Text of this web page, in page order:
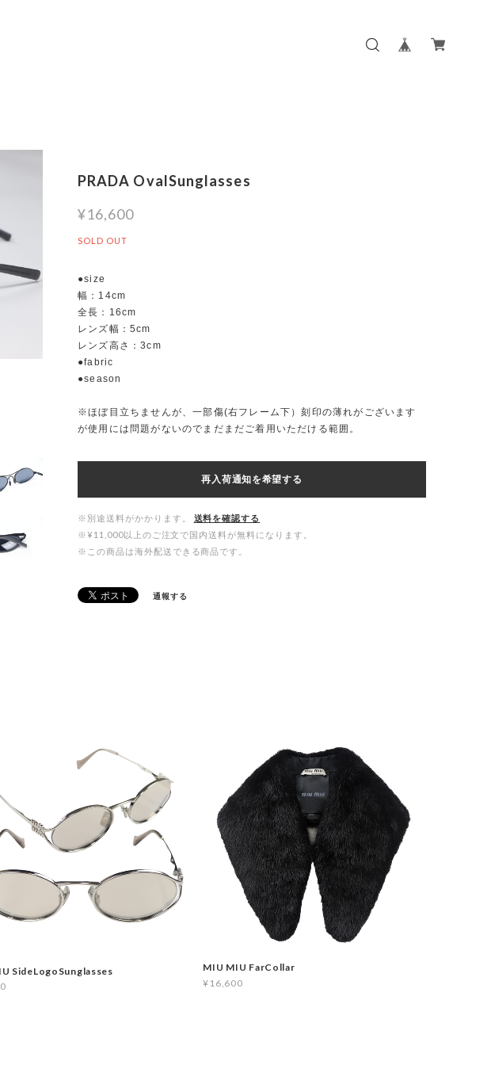
PRADA OvalSunglasses
¥16,600
SOLD OUT
●size
幅：14cm
全長：16cm
レンズ幅：5cm
レンズ高さ：3cm
●fabric
●season
※ほぼ目立ちませんが、一部傷(右フレーム下）刻印の薄れがございます
が使用には問題がないのでまだまだご着用いただける範囲。
再入荷通知を希望する
※別途送料がかかります。
送料を確認する
※¥11,000以上のご注文で国内送料が無料になります。
※この商品は海外配送できる商品です。
通報する
SideLogoSunglasses
MIU MIU FarCollar
¥16,600